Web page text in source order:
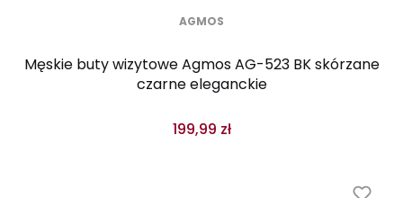
AGMOS
Męskie buty wizytowe Agmos AG-523 BK skórzane
czarne eleganckie
199,99 zł